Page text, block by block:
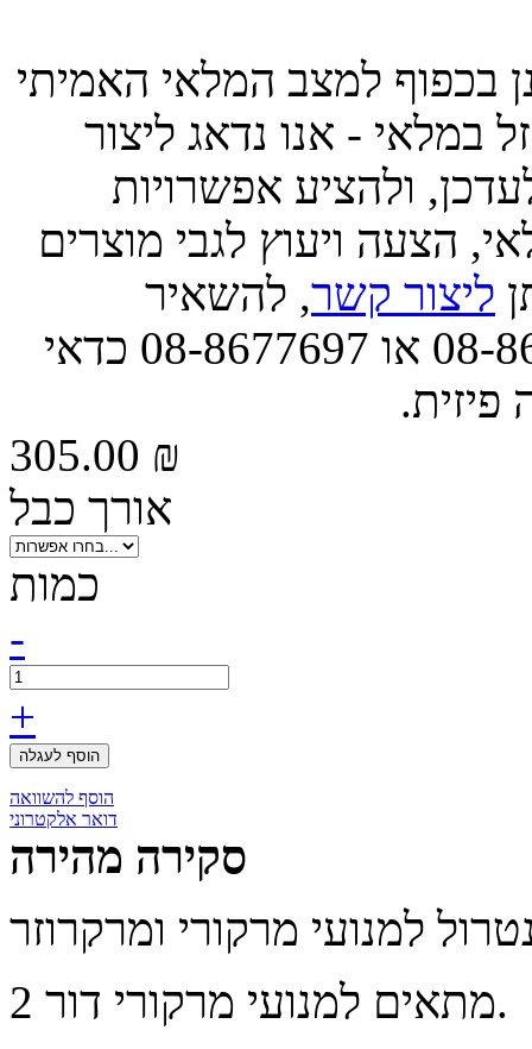
בכפוף למצב המלאי האמיתי
במלאי - אנו נדאג ליצור
ולהציע אפשרויות
הצעה ויעוץ לגבי מוצרים
ליצור קשר, להשאיר
הודעה, או לפנות אלינו בטל' 08-8677663 או 08-8677697 כדאי
פיזית.
305.00 ₪
אורך כבל
כמות
-
+
הוסף לעגלה
הוסף להשוואה
דואר אלקטרוני
סקירה מהירה
מתאים למנועי מרקורי דור 2.